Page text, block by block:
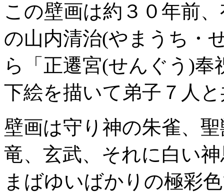
この壁画は約３０年前
の山内清治(やまうち・
ら「正遷宮(せんぐう)
下絵を描いて弟子７人
壁画は守り神の朱雀、
竜、玄武、それに白い
まばゆいばかりの極彩